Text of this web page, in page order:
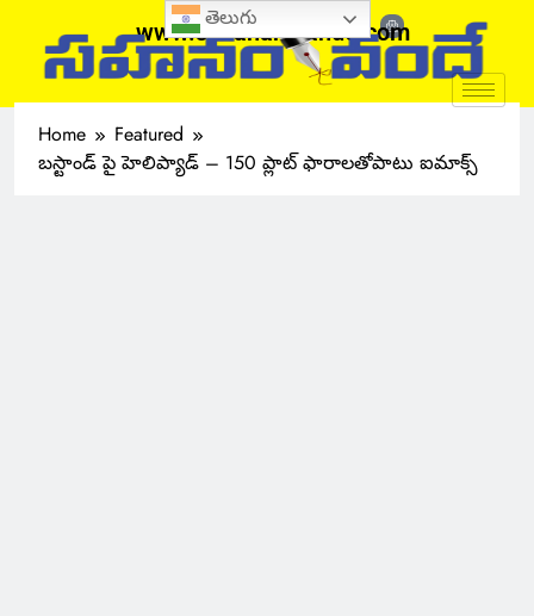
www.sahanamvande.com
Home
Featured
బస్టాండ్‌ పై హెలిప్యాడ్‌ – 150 ప్లాట్‌ ఫారాలతోపాటు ఐమాక్స్‌
తెలుగు